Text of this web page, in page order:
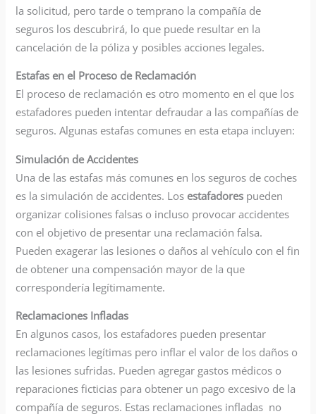
la solicitud, pero tarde o temprano la compañía de
seguros los descubrirá, lo que puede resultar en la
cancelación de la póliza y posibles acciones legales.
Estafas en el Proceso de Reclamación
El proceso de reclamación es otro momento en el que los
estafadores pueden intentar defraudar a las compañías de
seguros. Algunas estafas comunes en esta etapa incluyen:
Simulación de Accidentes
Una de las estafas más comunes en los seguros de coches
es la simulación de accidentes. Los estafadores pueden
organizar colisiones falsas o incluso provocar accidentes
con el objetivo de presentar una reclamación falsa.
Pueden exagerar las lesiones o daños al vehículo con el fin
de obtener una compensación mayor de la que
correspondería legítimamente.
Reclamaciones Infladas
En algunos casos, los estafadores pueden presentar
reclamaciones legítimas pero inflar el valor de los daños o
las lesiones sufridas. Pueden agregar gastos médicos o
reparaciones ficticias para obtener un pago excesivo de la
compañía de seguros. Estas reclamaciones infladas no